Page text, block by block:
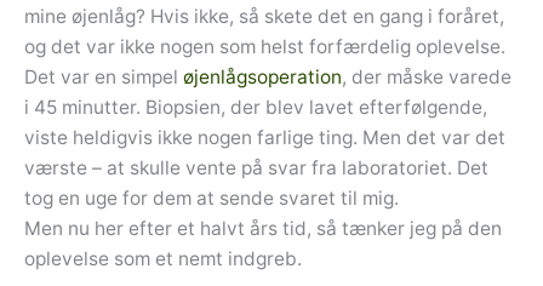
mine øjenlåg? Hvis ikke, så skete det en gang i foråret,
og det var ikke nogen som helst forfærdelig oplevelse.
Det var en simpel øjenlågsoperation, der måske varede
i 45 minutter. Biopsien, der blev lavet efterfølgende,
viste heldigvis ikke nogen farlige ting. Men det var det
værste – at skulle vente på svar fra laboratoriet. Det
tog en uge for dem at sende svaret til mig.
Men nu her efter et halvt års tid, så tænker jeg på den
oplevelse som et nemt indgreb.